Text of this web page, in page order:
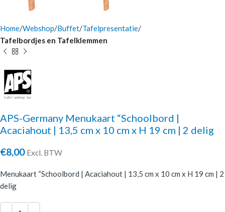
Home Webshop Buffet Tafelpresentatie
Tafelbordjes en Tafelklemmen
APS-Germany Menukaart “Schoolbord |
Acaciahout | 13,5 cm x 10 cm x H 19 cm | 2 delig
€8,00 Excl. BTW
Menukaart “Schoolbord | Acaciahout | 13,5 cm x 10 cm x H 19 cm | 2
delig